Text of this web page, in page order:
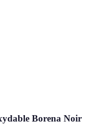
Borena Noir